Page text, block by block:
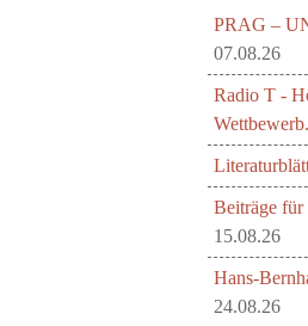
PRAG –
07.08.26
Radio T -
Beiträge für
15.08.26
Hans-
24.08.26